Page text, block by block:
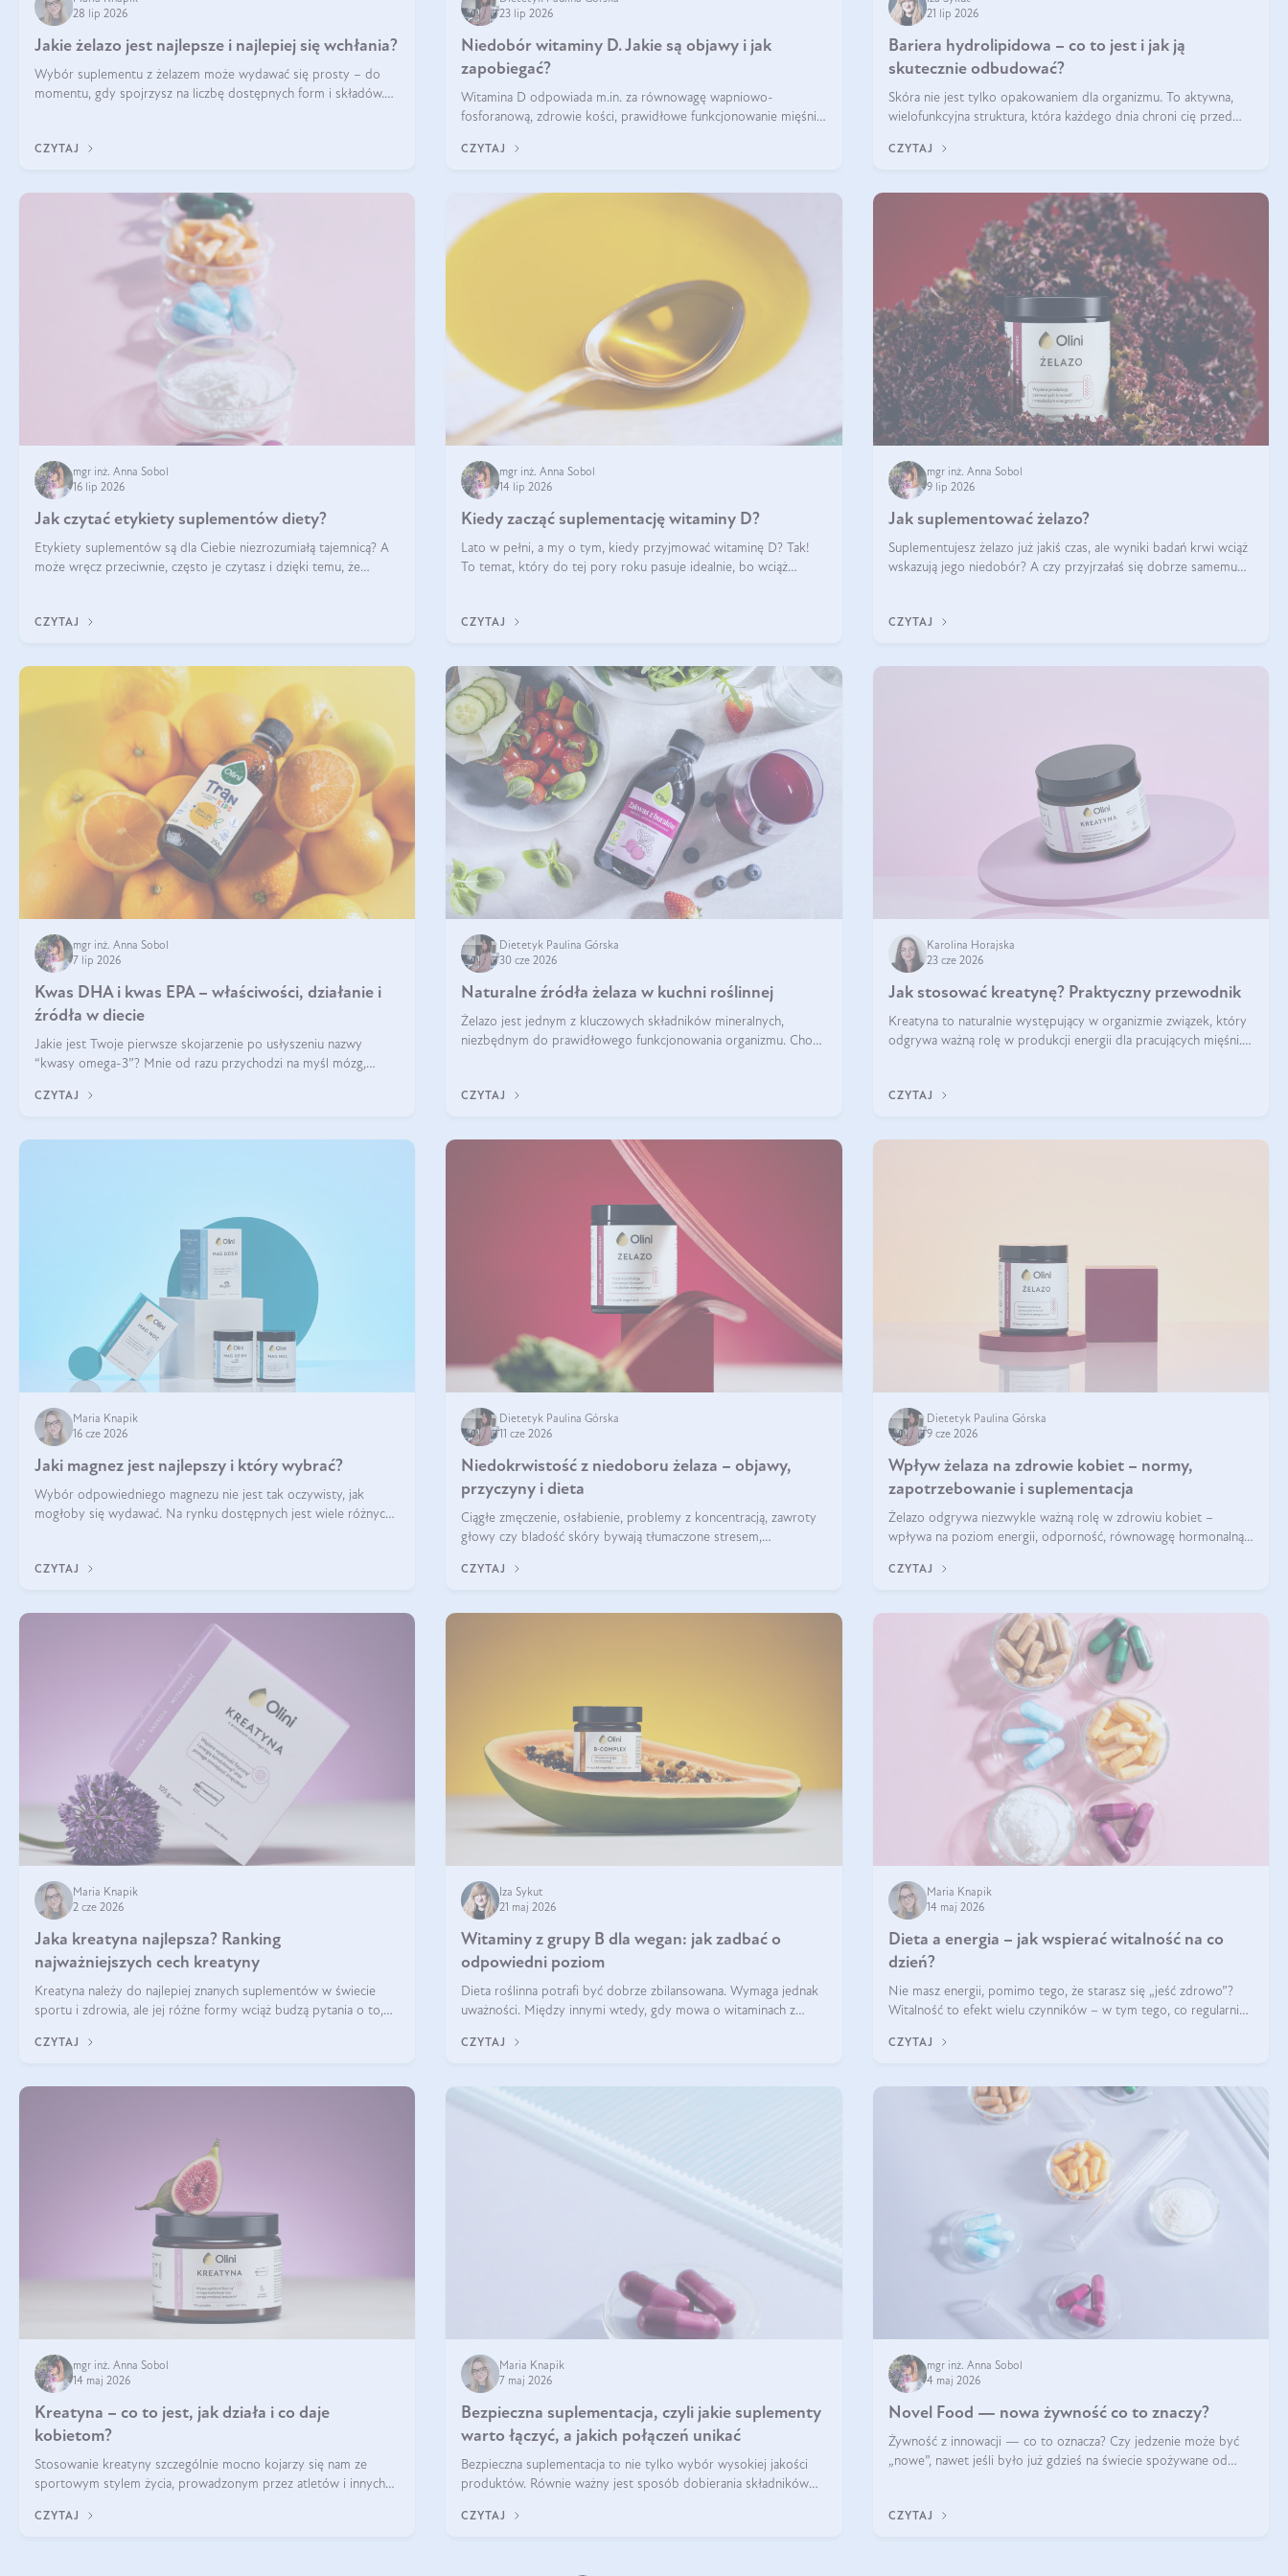
28 lip 2026
Jakie żelazo jest najlepsze i najlepiej się wchłania?
Wybór suplementu z żelazem może wydawać się prosty – do
momentu, gdy spojrzysz na liczbę dostępnych form i składów.
suplement?
CZYTAJ
23 lip 2026
Niedobór witaminy D. Jakie są objawy i jak
zapobiegać?
Witamina D odpowiada m.in. za równowagę wapniowo-
fosforanową, zdrowie kości, prawidłowe funkcjonowanie mięśni i
pod wpływem słońca, niedobór witaminy D pozostaje częstym
CZYTAJ
21 lip 2026
Bariera hydrolipidowa – co to jest i jak ją
skutecznie odbudować?
Skóra nie jest tylko opakowaniem dla organizmu. To aktywna,
wielofunkcyjna struktura, która każdego dnia chroni cię przed
środowiskowymi. Jednym z jej kluczowych elementów jest
CZYTAJ
mgr inż. Anna Sobol
16 lip 2026
Jak czytać etykiety suplementów diety?
Etykiety suplementów są dla Ciebie niezrozumiałą tajemnicą? A
może wręcz przeciwnie, często je czytasz i dzięki temu, że
CZYTAJ
mgr inż. Anna Sobol
14 lip 2026
Kiedy zacząć suplementację witaminy D?
Lato w pełni, a my o tym, kiedy przyjmować witaminę D? Tak!
To temat, który do tej pory roku pasuje idealnie, bo wciąż
słońcu, aby witami
CZYTAJ
mgr inż. Anna Sobol
9 lip 2026
Jak suplementować żelazo?
Suplementujesz żelazo już jakiś czas, ale wyniki badań krwi wciąż
wskazują jego niedobór? A czy przyjrzałaś się dobrze samemu
CZYTAJ
mgr inż. Anna Sobol
7 lip 2026
Kwas DHA i kwas EPA – właściwości, działanie i
źródła w diecie
Jakie jest Twoje pierwsze skojarzenie po usłyszeniu nazwy
“kwasy omega-3”? Mnie od razu przychodzi na myśl mózg,
skupimy się głównie na dwóch kwasach z tej rodziny: DHA oraz
CZYTAJ
Dietetyk Paulina Górska
30 cze 2026
Naturalne źródła żelaza w kuchni roślinnej
Żelazo jest jednym z kluczowych składników mineralnych,
niezbędnym do prawidłowego funkcjonowania organizmu. Choć
źródeł tego pierwiastka.
CZYTAJ
Karolina Horajska
23 cze 2026
Jak stosować kreatynę? Praktyczny przewodnik
Kreatyna to naturalnie występujący w organizmie związek, który
odgrywa ważną rolę w produkcji energii dla pracujących mięśni.
prze
CZYTAJ
Maria Knapik
16 cze 2026
Jaki magnez jest najlepszy i który wybrać?
Wybór odpowiedniego magnezu nie jest tak oczywisty, jak
mogłoby się wydawać. Na rynku dostępnych jest wiele różnych
CZYTAJ
Dietetyk Paulina Górska
11 cze 2026
Niedokrwistość z niedoboru żelaza – objawy,
przyczyny i dieta
Ciągłe zmęczenie, osłabienie, problemy z koncentracją, zawroty
głowy czy bladość skóry bywają tłumaczone stresem,
może być niedokrwistość z niedoboru żelaza.
CZYTAJ
Dietetyk Paulina Górska
9 cze 2026
Wpływ żelaza na zdrowie kobiet – normy,
zapotrzebowanie i suplementacja
Żelazo odgrywa niezwykle ważną rolę w zdrowiu kobiet –
wpływa na poziom energii, odporność, równowagę hormonalną i
niedobór może prowadzić m.in. do zmęczenia, bólów i zawrotów
CZYTAJ
Maria Knapik
2 cze 2026
Jaka kreatyna najlepsza? Ranking
najważniejszych cech kreatyny
Kreatyna należy do najlepiej znanych suplementów w świecie
sportu i zdrowia, ale jej różne formy wciąż budzą pytania o to,
przyglądamy się temu, jaka forma kreatyny jest najlepsza.
CZYTAJ
Iza Sykut
21 maj 2026
Witaminy z grupy B dla wegan: jak zadbać o
odpowiedni poziom
Dieta roślinna potrafi być dobrze zbilansowana. Wymaga jednak
uważności. Między innymi wtedy, gdy mowa o witaminach z
naczyń połączonych.
CZYTAJ
Maria Knapik
14 maj 2026
Dieta a energia – jak wspierać witalność na co
dzień?
Nie masz energii, pomimo tego, że starasz się „jeść zdrowo”?
Witalność to efekt wielu czynników – w tym tego, co regularnie
się w zależności od osoby
CZYTAJ
mgr inż. Anna Sobol
14 maj 2026
Kreatyna – co to jest, jak działa i co daje
kobietom?
Stosowanie kreatyny szczególnie mocno kojarzy się nam ze
sportowym stylem życia, prowadzonym przez atletów i innych
ten naturalny metabolit aminokwasów poprawia wydolność i
CZYTAJ
Maria Knapik
7 maj 2026
Bezpieczna suplementacja, czyli jakie suplementy
warto łączyć, a jakich połączeń unikać
Bezpieczna suplementacja to nie tylko wybór wysokiej jakości
produktów. Równie ważny jest sposób dobierania składników
łączyć suplementy diety? Poznaj nasze wskazówki.
CZYTAJ
mgr inż. Anna Sobol
4 maj 2026
Novel Food — nowa żywność co to znaczy?
Żywność z innowacji — co to oznacza? Czy jedzenie może być
„nowe”, nawet jeśli było już gdzieś na świecie spożywane od
poznasz definicję n
CZYTAJ